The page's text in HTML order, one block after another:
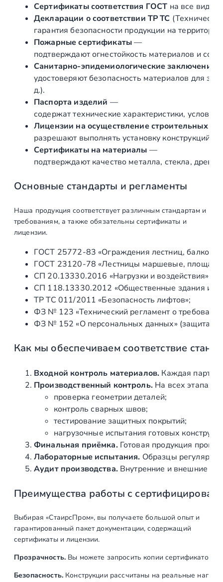
я
3
0
4
Ø
3
8
1
1
0
0
м
,
о
л
и
в
Сертификаты соответствия ГОСТ на все виды
Декларации о соответствии ТР ТС
гарантия безопасности продукции на
Пожарные сертификаты—
подтверждают огнестойкость материалов и
Санитарно‑эпидемиологические заключения
удостоверяют безопасность материалов для
д.).
Паспорта изделий —
содержат технические характеристики,
Лицензии на осуществление строительных и
разрешают выполнять установку конструкций
Сертификаты на материалы —
подтверждают качество металла, стекла,
Основные стандарты и регламенты
Наша продукция соответствует различным стандартам и
требованиям, а также обязательны сертификаты и
лицензии.
ГОСТ 25772‑83 «Ограждения лестниц,
ГОСТ 23120‑78 «Лестницы маршевые,
СП 20.13330.2016 «Нагрузки и воздействия»
СП 118.13330.2012 «Общественные здания и
ТР ТС 011/2011 «Безопасность лифтов»;
ФЗ № 123 «Технический регламент о
ФЗ № 152 «О персональных данных» (защита
Как мы обеспечиваем соответствие
Входной контроль материалов. Каждая партия
Производственный контроль.На всех этапах
проверка геометрии деталей;
контроль сварных швов;
тестирование защитных покрытий;
нагрузочные испытания готовых
Финальная приёмка.Готовая продукция
Лабораторные испытания. Образцы регулярно
Аудит производства.Внутренние и внешние
Преимущества работы с
Выбирая «СтаирсПром», вы получаете большой опыт и
гарантированный пакет документации, содержащий
сертификаты и лицензии.
Прозрачность.Вы можете запросить копии сертификатов
Безопасность.Конструкции рассчитаны на реальные